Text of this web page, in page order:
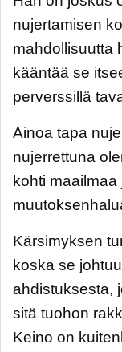
nujertamisen
mahdollisuutta
kääntää se
perverssillä
Ainoa tapa
nujerrettuna
kohti
Kärsimyksen
koska se
ahdistuksesta,
sitä tuohon
Keino on